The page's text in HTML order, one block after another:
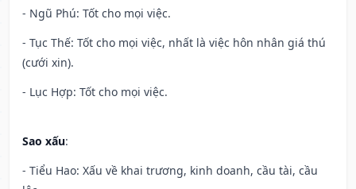
- Ngũ Phú: Tốt cho mọi việc.
- Tục Thế: Tốt cho mọi việc, nhất là việc hôn nhân giá thú
(cưới xin).
- Lục Hợp: Tốt cho mọi việc.
Sao xấu:
- Tiểu Hao: Xấu về khai trương, kinh doanh, cầu tài, cầu